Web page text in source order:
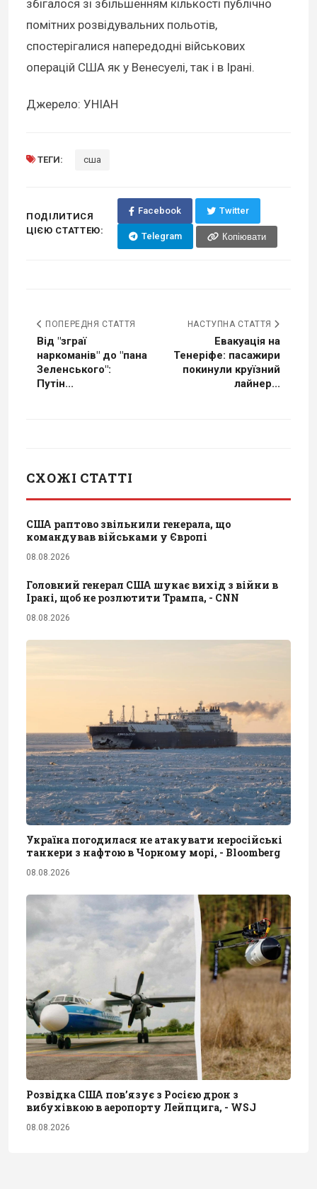
збігалося зі збільшенням кількості публічно
помітних розвідувальних польотів,
спостерігалися напередодні військових
операцій США як у Венесуелі, так і в Ірані.
Джерело: УНІАН
ТЕГИ: сша
ПОДІЛИТИСЯ
ЦІЄЮ СТАТТЕЮ:
Facebook Twitter
Telegram Копіювати
ПОПЕРЕДНЯ СТАТТЯ
Від "зграї
наркоманів" до "пана
Зеленського":
Путін...
НАСТУПНА СТАТТЯ
Евакуація на
Тенеріфе: пасажири
покинули круїзний
лайнер...
СХОЖІ СТАТТІ
США раптово звільнили генерала, що
командував військами у Європі
08.08.2026
Головний генерал США шукає вихід з війни в
Ірані, щоб не розлютити Трампа, - CNN
08.08.2026
Україна погодилася не атакувати неросійські
танкери з нафтою в Чорному морі, - Bloomberg
08.08.2026
Розвідка США пов’язує з Росією дрон з
вибухівкою в аеропорту Лейпцига, - WSJ
08.08.2026